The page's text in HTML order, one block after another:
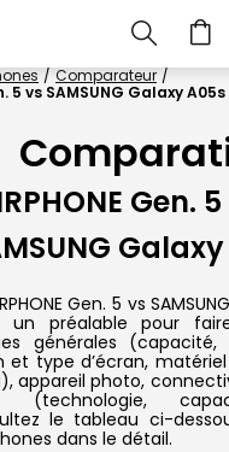
Comparateur
5 vs SAMSUNG Galaxy A05s
Gen. 5
Gen. 5 vs
préalable pour
générales
et type d’écran,
appareil photo,
(technologie,
le tableau ci-
dans le détail.